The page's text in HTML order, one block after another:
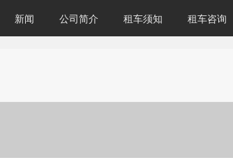
新闻 公司简介 租车须知 租车咨询